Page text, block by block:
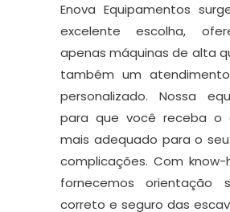
Enova Equipamentos
excelente escolha,
apenas máquinas de alta
também um
personalizado. Nossa
para que você receba o
mais adequado para o
complicações. Com
fornecemos orientação
correto e seguro das